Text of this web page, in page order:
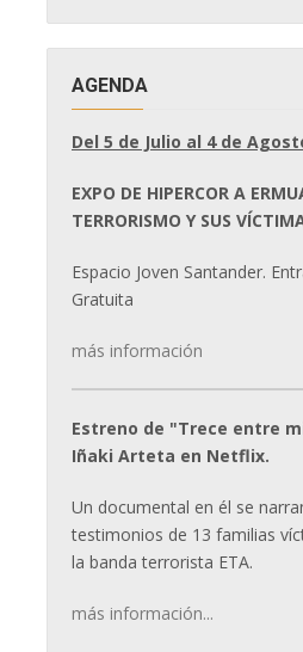
AGENDA
Del 5 de Julio al 4 de
EXPO DE HIPERCOR A
TERRORISMO Y SUS
Espacio Joven Santander.
Gratuita
más información
Estreno de "Trece entre
Iñaki Arteta en Netflix.
Un documental en él se
testimonios de 13 familias
la banda terrorista ETA.
más información...